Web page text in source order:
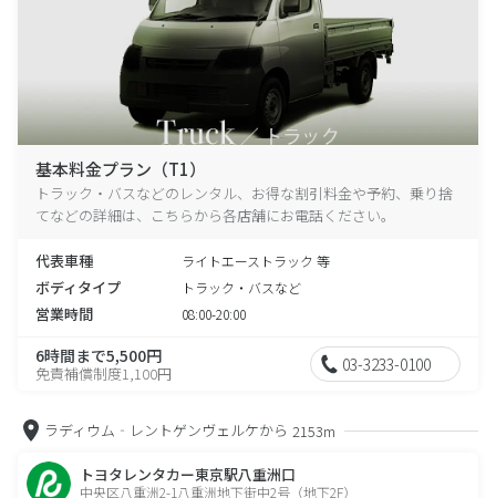
基本料金プラン（T1）
トラック・バスなどのレンタル、お得な割引料金や予約、乗り捨
てなどの詳細は、こちらから各店舗にお電話ください。
代表車種 ライトエーストラック 等
ボディタイプ トラック・バスなど
営業時間 08:00-20:00
6時間まで5,500円
免責補償制度1,100円 03-3233-0100
ラディウム‐レントゲンヴェルケから 2153m
トヨタレンタカー東京駅八重洲口
中央区八重洲2-1八重洲地下街中2号（地下2F）